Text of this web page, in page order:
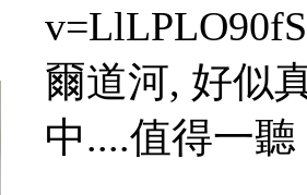
爾道河, 好似
中....值得一聽